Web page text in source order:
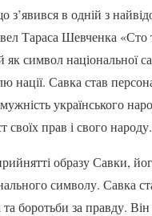
з’явився в одній з
Тараса Шевченка
символ національної
нації. Савка став
українського
своїх прав і свого народу.
образу Савки,
символу. Савка
та боротьби за правду.